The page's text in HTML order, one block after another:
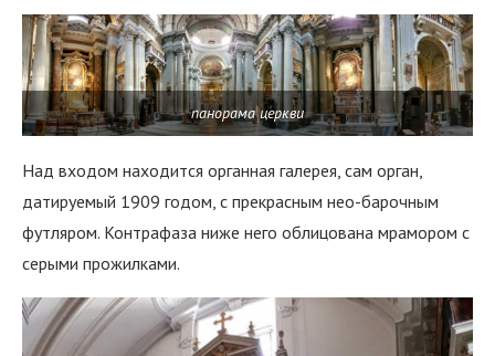
панорама церкви
Над входом находится органная галерея, сам орган,
датируемый 1909 годом, с прекрасным нео-барочным
футляром. Контрафаза ниже него облицована мрамором с
серыми прожилками.